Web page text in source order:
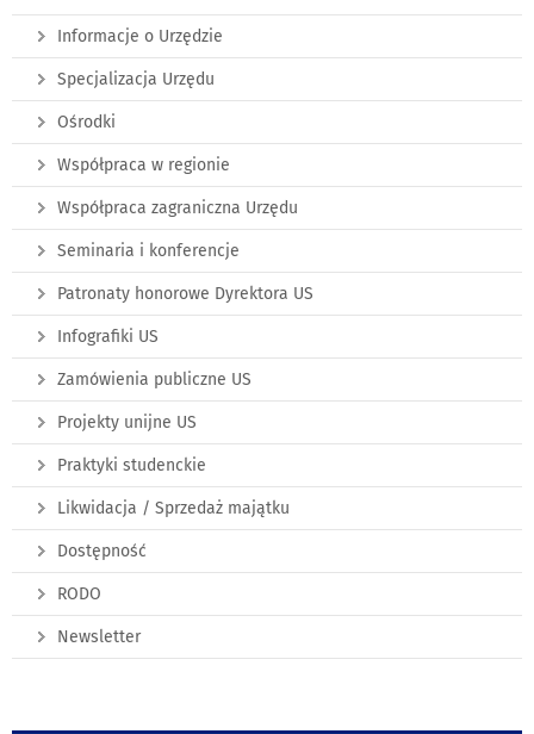
Informacje o Urzędzie
Specjalizacja Urzędu
Ośrodki
Współpraca w regionie
Współpraca zagraniczna Urzędu
Seminaria i konferencje
Patronaty honorowe Dyrektora US
Infografiki US
Zamówienia publiczne US
Projekty unijne US
Praktyki studenckie
Likwidacja / Sprzedaż majątku
Dostępność
RODO
Newsletter